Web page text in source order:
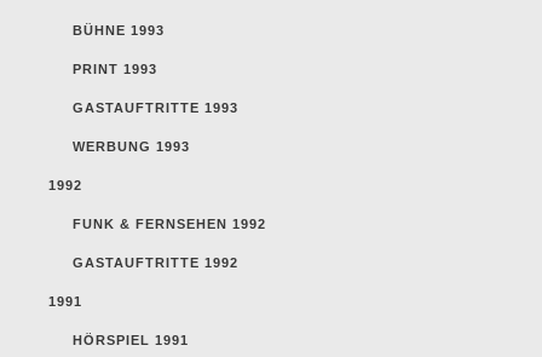
BÜHNE 1993
PRINT 1993
GASTAUFTRITTE 1993
WERBUNG 1993
1992
FUNK & FERNSEHEN 1992
GASTAUFTRITTE 1992
1991
HÖRSPIEL 1991